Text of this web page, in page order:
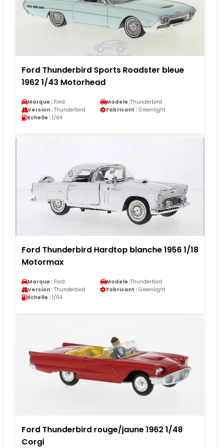
Ford Thunderbird Sports Roadster bleue
1962 1/43 Motorhead
Marque : Ford Modele :Thunderbird
Version : Thunderbird Fabricant : Greenlight
Echelle : 1/64
Ford Thunderbird Hardtop blanche 1956 1/18
Motormax
Marque : Ford Modele :Thunderbird
Version : Thunderbird Fabricant : Greenlight
Echelle : 1/64
Ford Thunderbird rouge/jaune 1962 1/48
Corgi